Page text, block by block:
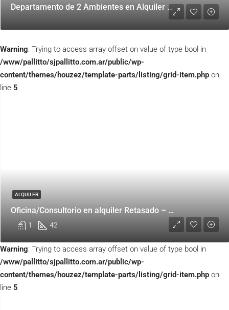
Departamento de 2 Ambientes en Alquiler Amoblado – Palermo
Warning: Trying to access array offset on value of type bool in
/www/pallitto/sjpallitto.com.ar/public/wp-
content/themes/houzez/template-parts/listing/grid-item.php on
line 5
ALQUILER
Oficina/Consultorio en alquiler Retasado – Belgrano
1 42
Warning: Trying to access array offset on value of type bool in
/www/pallitto/sjpallitto.com.ar/public/wp-
content/themes/houzez/template-parts/listing/grid-item.php on
line 5